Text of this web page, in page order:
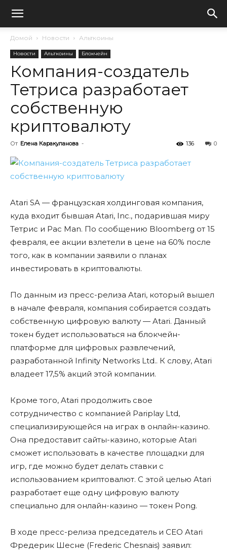
Домой Новости Альткоины
Новости Альткоины Блокчейн
Компания-создатель
Тетриса разработает
собственную
криптовалюту
От Елена Каракуланова - 0
136
Atari SA — французская холдинговая компания,
куда входит бывшая Atari, Inc., подарившая миру
Тетрис и Pac Man. По сообщению Bloomberg от 15
февраля, ее акции взлетели в цене на 60% после
того, как в компании заявили о планах
инвестировать в криптовалюты.
По данным из пресс-релиза Atari, который вышел
в начале февраля, компания собирается создать
собственную цифровую валюту — Atari. Данный
токен будет использоваться на блокчейн-
платформе для цифровых развлечений,
разработанной Infinity Networks Ltd.. К слову, Atari
владеет 17,5% акций этой компании.
Кроме того, Atari продолжить свое
сотрудничество с компанией Pariplay Ltd,
специализирующейся на играх в онлайн-казино.
Она предоставит сайты-казино, которые Atari
сможет использовать в качестве площадки для
игр, где можно будет делать ставки с
использованием криптовалют. С этой целью Atari
разработает еще одну цифровую валюту
специально для онлайн-казино — токен Pong.
В ходе пресс-релиза председатель и CEO Atari
Фредерик Шесне (Frederic Chesnais) заявил: